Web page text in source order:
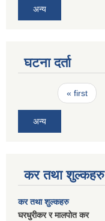
अन्य
घटना दर्ता
Pages« first
अन्य
कर तथा शुल्कहरु
कर तथा शुल्कहरु
घरधुरीकर र मालपाेत कर